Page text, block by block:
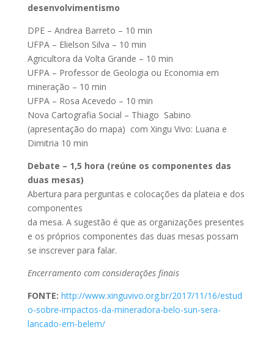
desenvolvimentismo
DPE – Andrea Barreto – 10 min
UFPA – Elielson Silva – 10 min
Agricultora da Volta Grande – 10 min
UFPA – Professor de Geologia ou Economia em
mineração – 10 min
UFPA – Rosa Acevedo – 10 min
Nova Cartografia Social – Thiago Sabino
(apresentação do mapa) com Xingu Vivo: Luana e
Dimitria 10 min
Debate – 1,5 hora (reúne os componentes das
duas mesas)
Abertura para perguntas e colocações da plateia e dos
componentes
da mesa. A sugestão é que as organizações presentes
e os próprios componentes das duas mesas possam
se inscrever para falar.
Encerramento com considerações finais
FONTE: http://www.xinguvivo.org.br/2017/11/16/estud
o-sobre-impactos-da-mineradora-belo-sun-sera-
lancado-em-belem/